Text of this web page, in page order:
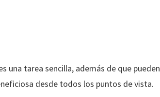
una tarea sencilla, además de que pueden
desde todos los puntos de vista.